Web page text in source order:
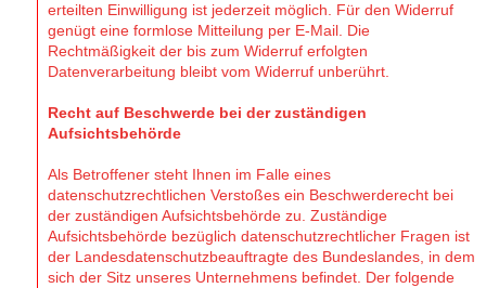
erteilten Einwilligung ist jederzeit möglich. Für den Widerruf
genügt eine formlose Mitteilung per E-Mail. Die
Rechtmäßigkeit der bis zum Widerruf erfolgten
Datenverarbeitung bleibt vom Widerruf unberührt.
Recht auf Beschwerde bei der zuständigen
Aufsichtsbehörde
Als Betroffener steht Ihnen im Falle eines
datenschutzrechtlichen Verstoßes ein Beschwerderecht bei
der zuständigen Aufsichtsbehörde zu. Zuständige
Aufsichtsbehörde bezüglich datenschutzrechtlicher Fragen ist
der Landesdatenschutzbeauftragte des Bundeslandes, in dem
sich der Sitz unseres Unternehmens befindet. Der folgende